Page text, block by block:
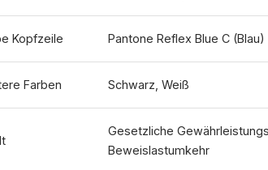
Kopfzeile Pantone Reflex Blue C (Blau)
Farben Schwarz, Weiß
Gesetzliche
Beweislastumkehr